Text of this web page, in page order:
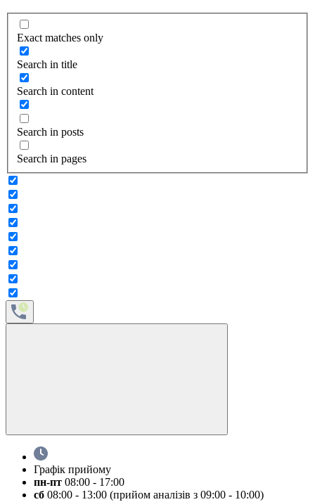
Exact matches only
Search in title
Search in content
Search in posts
Search in pages
Графік прийому
пн-пт 08:00 - 17:00
сб 08:00 - 13:00 (прийом аналізів з 09:00 - 10:00)